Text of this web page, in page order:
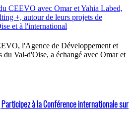
l'Agence de Développement et
Val-d'Oise, a échangé avec Omar et
Participez à la Conférence internationale sur